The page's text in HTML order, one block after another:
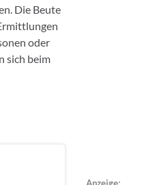
Die Beute
oder
sich beim